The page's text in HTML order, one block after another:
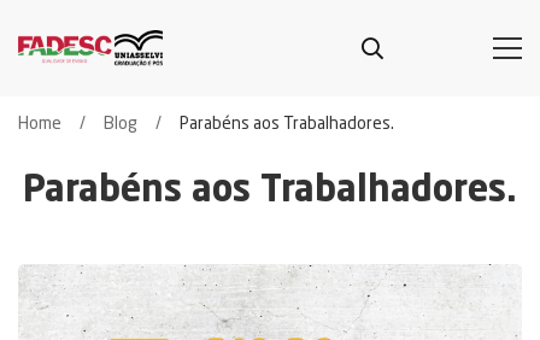
Parabéns aos Trabalhadores.
Home Blog Parabéns aos Trabalhadores.